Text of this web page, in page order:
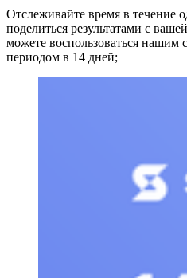
Отслеживайте время в течение
поделиться результатами с
можете воспользоваться нашим
периодом в 14 дней;